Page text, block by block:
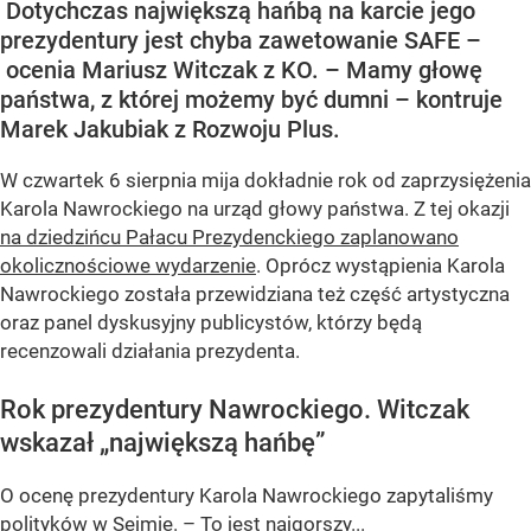
Dotychczas największą hańbą na karcie jego
prezydentury jest chyba zawetowanie SAFE –
ocenia Mariusz Witczak z KO. – Mamy głowę
państwa, z której możemy być dumni – kontruje
Marek Jakubiak z Rozwoju Plus.
W czwartek 6 sierpnia mija dokładnie rok od zaprzysiężenia
Karola Nawrockiego na urząd głowy państwa. Z tej okazji
na dziedzińcu Pałacu Prezydenckiego zaplanowano
okolicznościowe wydarzenie. Oprócz wystąpienia Karola
Nawrockiego została przewidziana też część artystyczna
oraz panel dyskusyjny publicystów, którzy będą
recenzowali działania prezydenta.
Rok prezydentury Nawrockiego. Witczak
wskazał „największą hańbę”
O ocenę prezydentury Karola Nawrockiego zapytaliśmy
polityków w Sejmie. – To jest najgorszy...